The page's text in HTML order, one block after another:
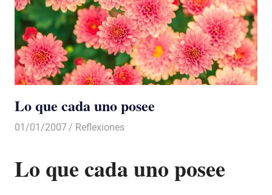
Lo que cada uno posee
01/01/2007 Luis Castellanos
Reflexiones
Lo que cada uno posee